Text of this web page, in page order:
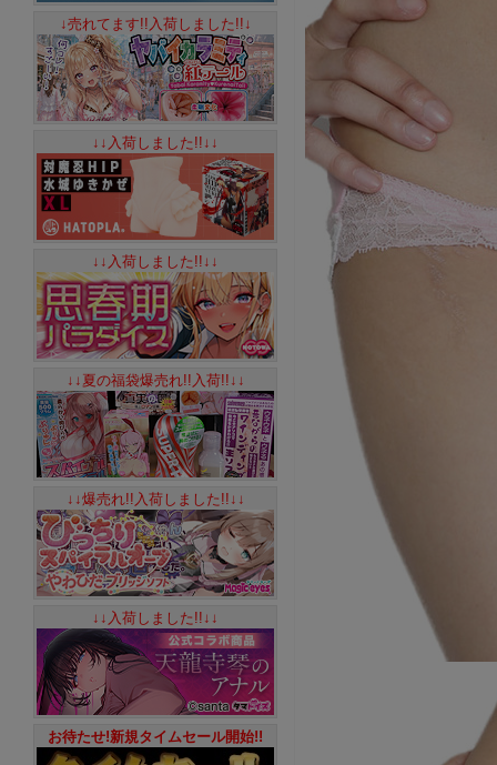
↓売れてます!!入荷しました!!↓
↓↓入荷しました!!↓↓
↓↓入荷しました!!↓↓
↓↓夏の福袋爆売れ!!入荷!!↓↓
↓↓爆売れ!!入荷しました!!↓↓
↓↓入荷しました!!↓↓
お待たせ!新規タイムセール開始!!